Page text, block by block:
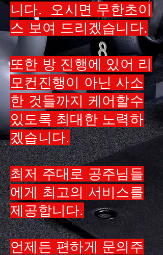
니다. 오시면 무한초이
스 보여 드리겠습니다.
또한 방 진행에 있어 리
모컨진행이 아닌 사소
한 것들까지 케어할수
있도록 최대한 노력하
겠습니다.
최저 주대로 공주님들
에게 최고의 서비스를
제공합니다.
언제든 편하게 문의주